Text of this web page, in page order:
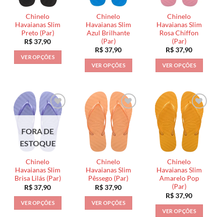
podem
ser
escolhidas
na
página
produto
podem
ser
escolhidas
na
página
do
produto
podem
ser
escolhidas
na
página
do
produto
Chinelo
Havaianas Slim
Preto (Par)
R$37,90
VER OPÇÕES
várias
variantes.
opções
podem
ser
escolhidas
na
página
do
produto
Chinelo
Havaianas Slim
Azul Brilhante
(Par)
R$37,90
VER OPÇÕES
tem
várias
variantes.
As
opções
podem
ser
escolhidas
na
página
do
produto
Chinelo
Havaianas Slim
Rosa Chiffon
(Par)
R$37,90
VER OPÇÕES
tem
várias
variantes.
As
opções
podem
ser
escolhidas
na
página
do
produto
FORA DE
ESTOQUE
Chinelo
Havaianas Slim
Brisa Lilás (Par)
R$37,90
VER OPÇÕES
Chinelo
Havaianas Slim
Pêssego (Par)
R$37,90
VER OPÇÕES
Chinelo
Havaianas Slim
Amarelo Pop
(Par)
R$37,90
VER OPÇÕES